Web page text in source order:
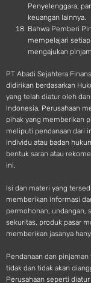
Penyelenggara,
keuangan lainnya.
Bahwa Pemberi
mempelajari
mengajukan
PT Abadi Sejahtera
didirikan berdasarkan
yang telah diatur oleh
Indonesia, Perusahaan
pihak yang memberikan
meliputi pendanaan dari
individu atau badan
bentuk saran atau
ini.
Isi dan materi yang
memberikan informasi
permohonan, undangan,
sekuritas, produk pasar
memberikan jasanya
Pendanaan dan
tidak dan tidak akan
Perusahaan seperti